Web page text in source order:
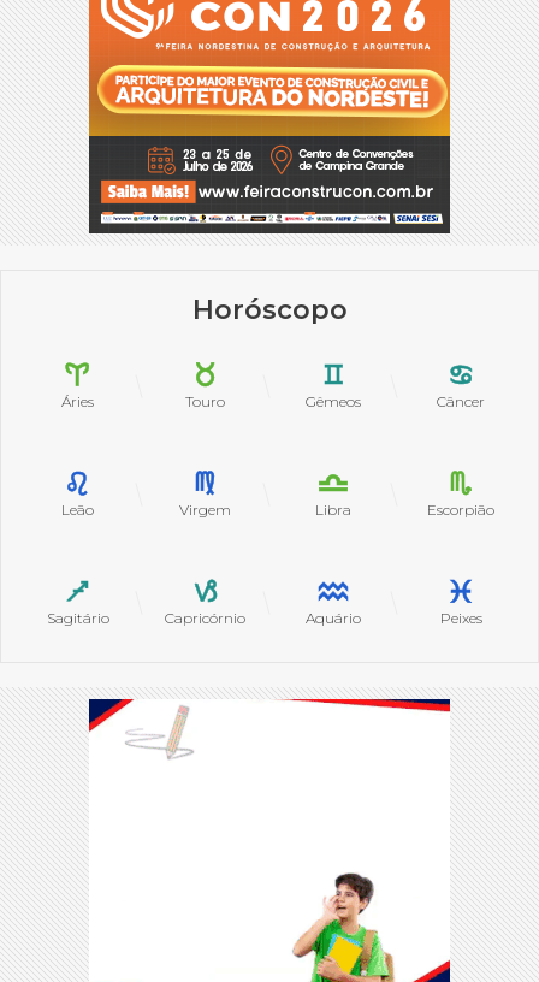
Horóscopo
Áries Touro Gêmeos Câncer
Leão Virgem Libra Escorpião
Sagitário Capricórnio Aquário Peixes